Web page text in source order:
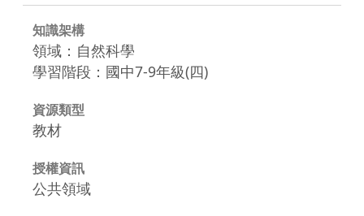
知識架構
領域：自然科學
學習階段：國中7-9年級(四)
資源類型
教材
授權資訊
公共領域